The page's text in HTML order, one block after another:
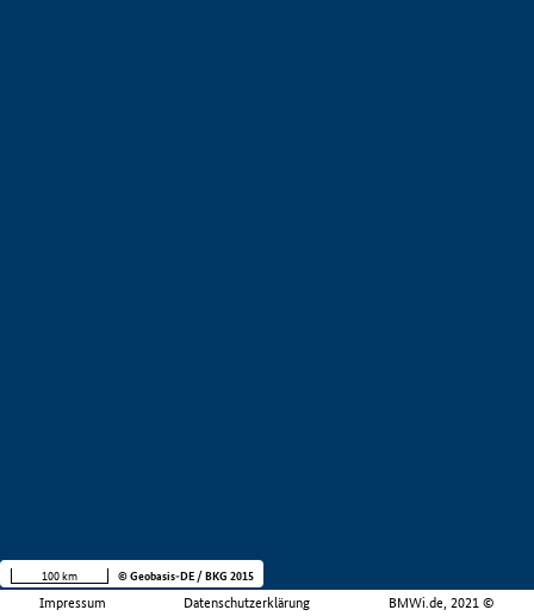
Impressum Datenschutzerklärung BMWi.de, 2021 ©
100 km © Geobasis-DE / BKG 2015